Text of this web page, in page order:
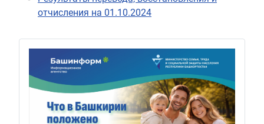
отчисления на 01.10.2024